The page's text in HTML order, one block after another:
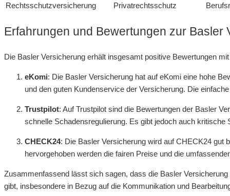
Rechtsschutzversicherung
Privatrechtsschutz
Erfahrungen und Bewertungen zur Basler
Die Basler Versicherung erhält insgesamt positive Bewertungen
eKomi: Die Basler Versicherung hat auf eKomi eine hohe
und den guten Kundenservice der Versicherung. Die
Trustpilot: Auf Trustpilot sind die Bewertungen der Basler
schnelle Schadensregulierung. Es gibt jedoch auch
CHECK24: Die Basler Versicherung wird auf CHECK24 gut
hervorgehoben werden die fairen Preise und die
Zusammenfassend lässt sich sagen, dass die Basler
gibt, insbesondere in Bezug auf die Kommunikation und